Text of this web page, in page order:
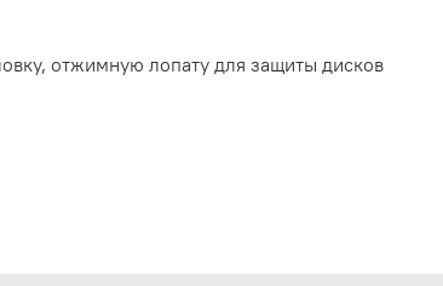
отжимную лопату для защиты дисков